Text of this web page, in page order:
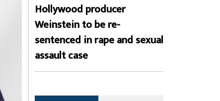
Hollywood producer
Weinstein to be re-
sentenced in rape and sexual
assault case